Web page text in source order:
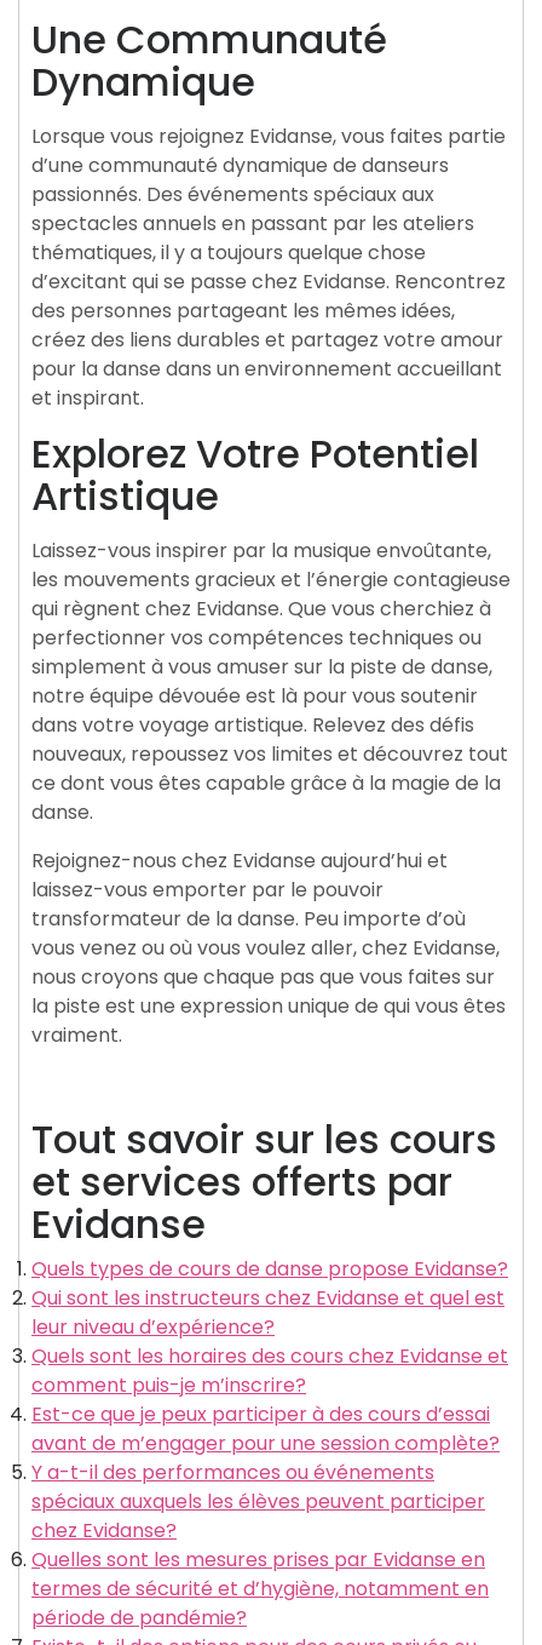
Une Communauté
Dynamique
Lorsque vous rejoignez Evidanse, vous faites partie
d’une communauté dynamique de danseurs
passionnés. Des événements spéciaux aux
spectacles annuels en passant par les ateliers
thématiques, il y a toujours quelque chose
d’excitant qui se passe chez Evidanse. Rencontrez
des personnes partageant les mêmes idées,
créez des liens durables et partagez votre amour
pour la danse dans un environnement accueillant
et inspirant.
Explorez Votre Potentiel
Artistique
Laissez-vous inspirer par la musique envoûtante,
les mouvements gracieux et l’énergie contagieuse
qui règnent chez Evidanse. Que vous cherchiez à
perfectionner vos compétences techniques ou
simplement à vous amuser sur la piste de danse,
notre équipe dévouée est là pour vous soutenir
dans votre voyage artistique. Relevez des défis
nouveaux, repoussez vos limites et découvrez tout
ce dont vous êtes capable grâce à la magie de la
danse.
Rejoignez-nous chez Evidanse aujourd’hui et
laissez-vous emporter par le pouvoir
transformateur de la danse. Peu importe d’où
vous venez ou où vous voulez aller, chez Evidanse,
nous croyons que chaque pas que vous faites sur
la piste est une expression unique de qui vous êtes
vraiment.
Tout savoir sur les cours
et services offerts par
Evidanse
Quels types de cours de danse propose Evidanse?
Qui sont les instructeurs chez Evidanse et quel est
leur niveau d’expérience?
Quels sont les horaires des cours chez Evidanse et
comment puis-je m’inscrire?
Est-ce que je peux participer à des cours d’essai
avant de m’engager pour une session complète?
Y a-t-il des performances ou événements
spéciaux auxquels les élèves peuvent participer
chez Evidanse?
Quelles sont les mesures prises par Evidanse en
termes de sécurité et d’hygiène, notamment en
période de pandémie?